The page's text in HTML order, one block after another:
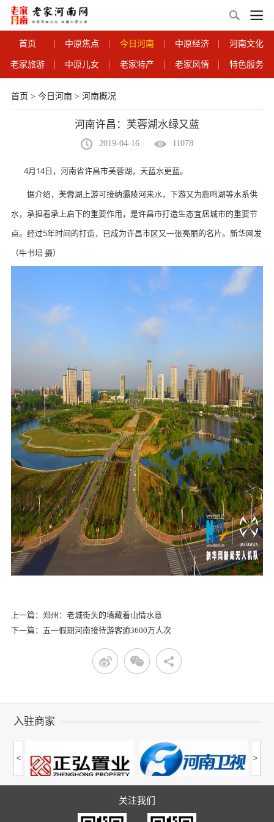
首页 中原焦点 今日河南 中原经济 河南文化
老家旅游 中原儿女 老家特产 老家风情 特色服务
首页 > 今日河南> 河南概况
河南许昌：芙蓉湖水绿又蓝
2019-04-16 11078
4月14日，河南省许昌市芙蓉湖，天蓝水更蓝。
据介绍，芙蓉湖上游可接纳灞陵河来水，下游又为鹿鸣湖等水系供
水，承担着承上启下的重要作用，是许昌市打造生态宜居城市的重要节
点。经过5年时间的打造，已成为许昌市区又一张亮丽的名片。新华网发
（牛书培 摄）
上一篇：郑州：老城街头的墙藏着山情水意
下一篇：五一假期河南接待游客逾3600万人次
入驻商家
< >
关注我们